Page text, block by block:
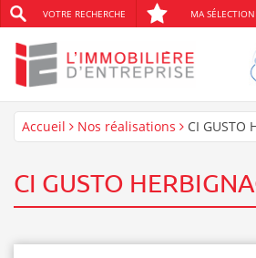
VOTRE RECHERCHE MA SÉLECTION
Accueil Nos réalisations CI GUSTO
CI GUSTO